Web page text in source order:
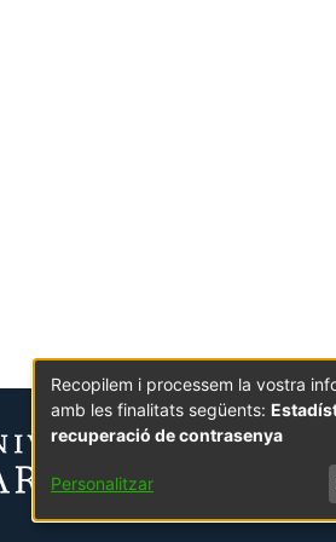
Recopilem i processem la vostra
amb les finalitats següents:
recuperació de contrasenya
Personalitzar